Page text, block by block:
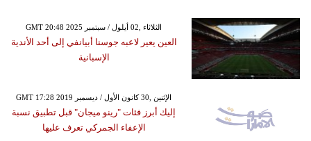
GMT 20:48 2025 الثلاثاء ,02 أيلول / سبتمبر
العين يعير لاعبه جوسنا أبيانفي إلى أحد الأندية
الإسبانية
GMT 17:28 2019 الإثنين ,30 كانون الأول / ديسمبر
إليك أبرز فئات "رينو ميجان" قبل تطبيق نسبة
الإعفاء الجمركي تعرف عليها